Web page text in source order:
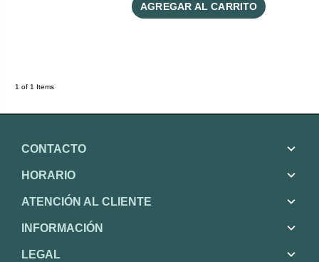
AGREGAR AL CARRITO
1 of 1 Items
CONTACTO
HORARIO
ATENCIÓN AL CLIENTE
INFORMACIÓN
LEGAL